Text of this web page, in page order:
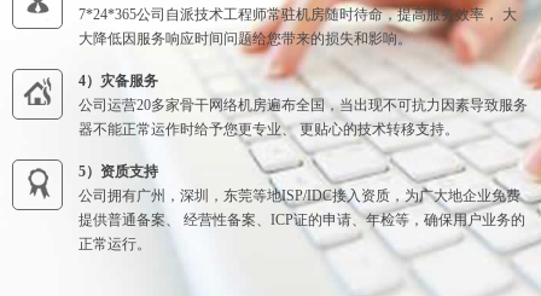
7*24*365公司自派技术工程师常驻机房随时待命，提高服务效率， 大
大降低因服务响应时间问题给您带来的损失和影响。
4）灾备服务
公司运营20多家骨干网络机房遍布全国，当出现不可抗力因素导致服务
器不能正常运作时给予您更专业、 更贴心的技术转移支持。
5）资质支持
公司拥有广州，深圳，东莞等地ISP/IDC接入资质，为广大地企业免费
提供普通备案、 经营性备案、ICP证的申请、年检等，确保用户业务的
正常运行。